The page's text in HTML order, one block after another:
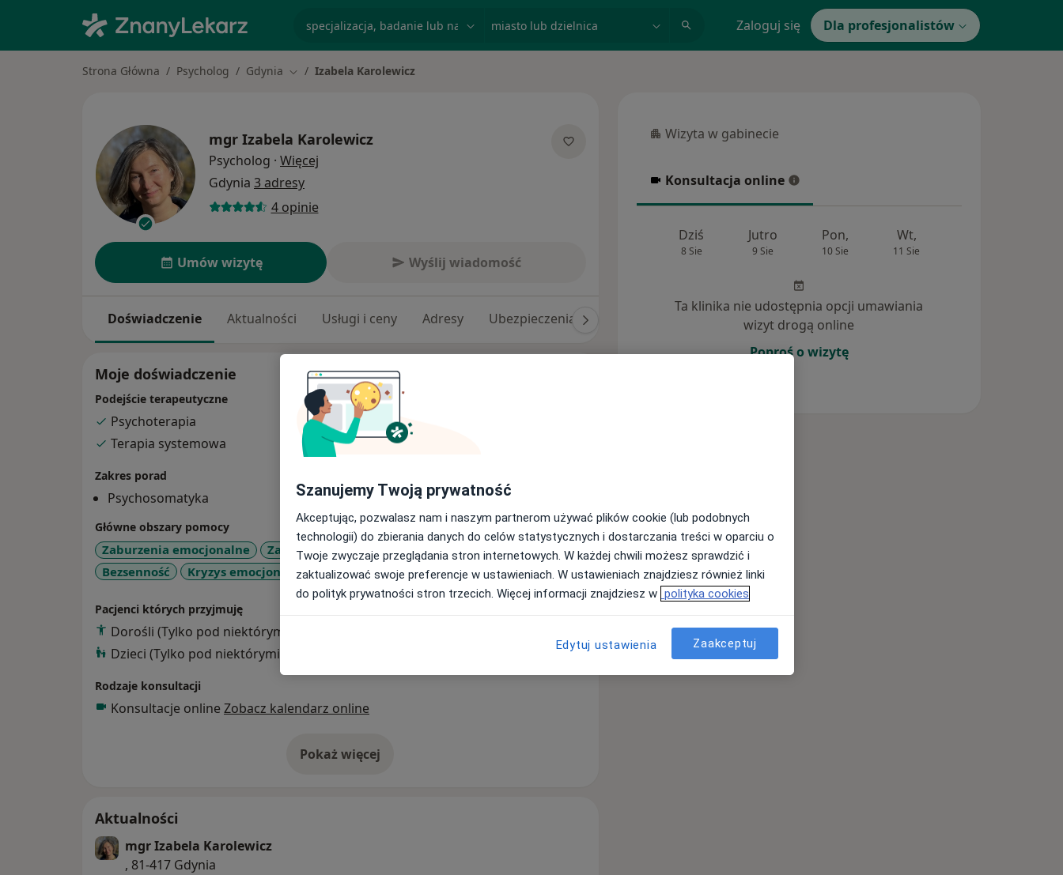
Zaloguj się Dla profesjonalistów
Strona Główna Psycholog Gdynia Zmień miasto
Izabela Karolewicz
mgr Izabela Karolewicz
Psycholog · Więcej
Gdynia 3 adresy
4 opinie
Umów wizytę Wyślij wiadomość
Doświadczenie Aktualności Usługi i ceny Adresy Ubezpieczenia
Moje doświadczenie
Podejście terapeutyczne
Psychoterapia
Terapia systemowa
Zakres porad
Psychosomatyka
Główne obszary pomocy
Zaburzenia emocjonalne Zaburzenia lękowe
Zaburzenia nastroju
Bezsenność
Kryzys emocjonalny +5a11y_sr_more_diseases
Pacjenci których przyjmuję
Dorośli (Tylko pod niektórymi adresami)
Dzieci (Tylko pod niektórymi adresami)
Rodzaje konsultacji
Konsultacje online Zobacz kalendarz online
Pokaż więcejo doświadczeniu
Aktualności
mgr Izabela Karolewicz
, 81-417 Gdynia
Wizyta w gabinecie
Wizyta w gabinecie
Konsultacja online
Konsultacja online
Dziś
8 Sie
Jutro
9 Sie
Pon,
10 Sie
Wt,
11 Sie
Ta klinika nie udostępnia opcji umawiania
wizyt drogą online
Poproś o wizytę
Szanujemy Twoją prywatność
Akceptując, pozwalasz nam i naszym partnerom używać plików cookie (lub podobnych
technologii) do zbierania danych do celów statystycznych i dostarczania treści w oparciu o
Twoje zwyczaje przeglądania stron internetowych. W każdej chwili możesz sprawdzić i
zaktualizować swoje preferencje w ustawieniach. W ustawieniach znajdziesz również linki
do polityk prywatności stron trzecich. Więcej informacji znajdziesz w polityka cookies
Edytuj ustawienia Zaakceptuj